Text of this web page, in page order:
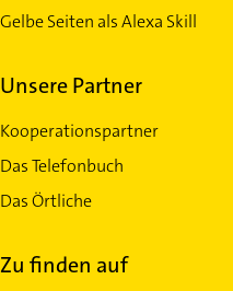
Gelbe Seiten als Alexa Skill
Unsere Partner
Kooperationspartner
Das Telefonbuch
Das Örtliche
Zu finden auf